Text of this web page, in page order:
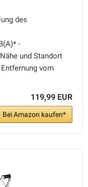
des
-
und Standort
vom
119,99 EUR
Bei Amazon kaufen*